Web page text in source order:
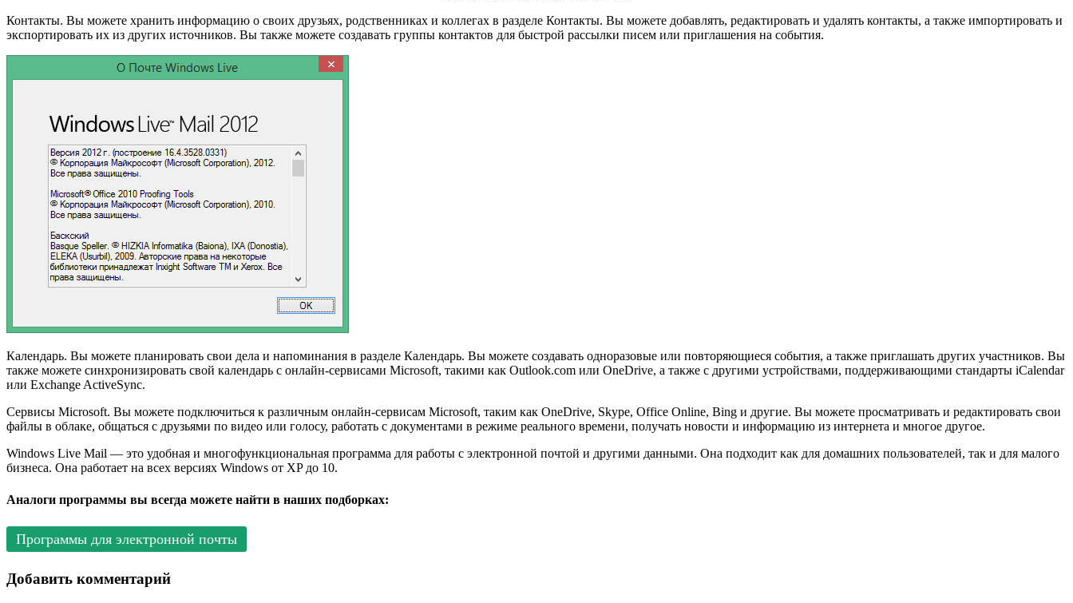
Контакты. Вы можете хранить информацию о своих друзьях, родственниках и коллегах в разделе Контакты. Вы можете добавлять, редактировать и удалять контакты, а также импортировать и
экспортировать их из других источников. Вы также можете создавать группы контактов для быстрой рассылки писем или приглашения на события.
Календарь. Вы можете планировать свои дела и напоминания в разделе Календарь. Вы можете создавать одноразовые или повторяющиеся события, а также приглашать других участников. Вы
также можете синхронизировать свой календарь с онлайн-сервисами Microsoft, такими как Outlook.com или OneDrive, а также с другими устройствами, поддерживающими стандарты iCalendar
или Exchange ActiveSync.
Сервисы Microsoft. Вы можете подключиться к различным онлайн-сервисам Microsoft, таким как OneDrive, Skype, Office Online, Bing и другие. Вы можете просматривать и редактировать свои
файлы в облаке, общаться с друзьями по видео или голосу, работать с документами в режиме реального времени, получать новости и информацию из интернета и многое другое.
Windows Live Mail — это удобная и многофункциональная программа для работы с электронной почтой и другими данными. Она подходит как для домашних пользователей, так и для малого
бизнеса. Она работает на всех версиях Windows от XP до 10.
Аналоги программы вы всегда можете найти в наших подборках:
Программы для электронной почты
Добавить комментарий